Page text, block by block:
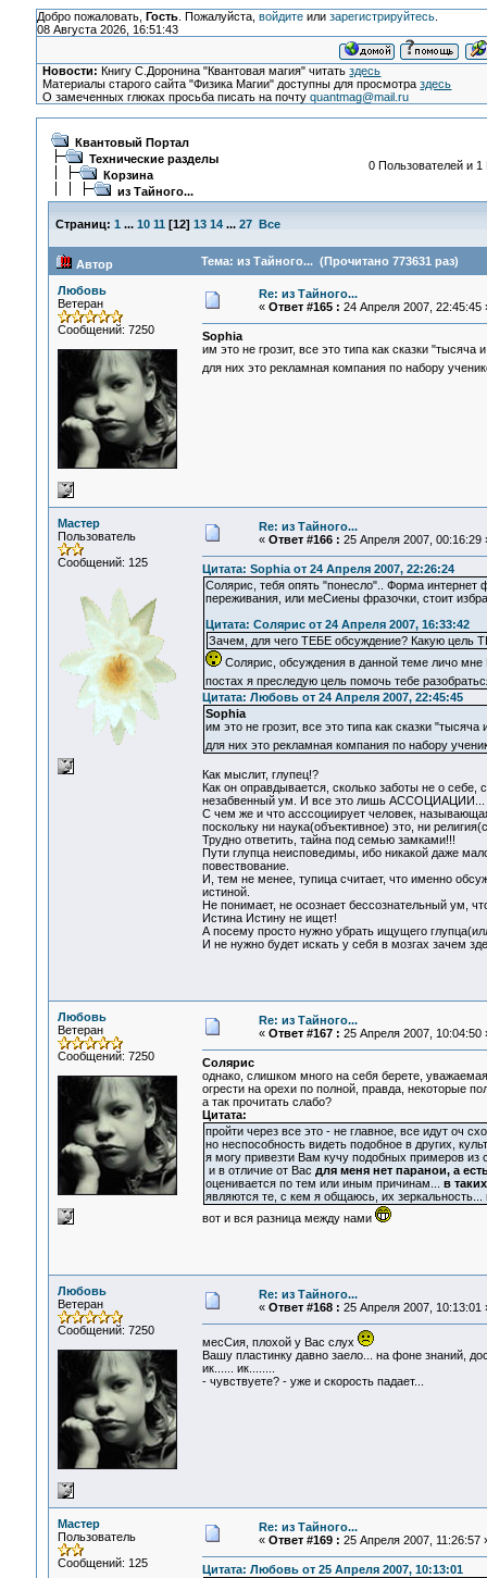
Добро пожаловать, Гость. Пожалуйста, войдитеили зарегистрируйтесь.
08 Августа 2026, 16:51:43
Новости: Книгу С.Доронина "Квантовая магия" читатьздесь
Материалы старого сайта "Физика Магии" доступны для просмотраздесь
О замеченных глюках просьба писать на почтуquantmag@mail.ru
Квантовый Портал
Технические разделы
Корзина
из Тайного...
0 Пользователей и 1
Страниц: 1 ... 10 11 [12] 13 14 ... 27 Все
Автор Тема: из Тайного... (Прочитано 773631 раз)
Любовь
Ветеран
Сообщений: 7250
Re: из Тайного...
« Ответ #165 : 24 Апреля 2007, 22:45:45
Sophia
им это не грозит, все это типа как сказки
для них это рекламная компания по набору
Мастер
Пользователь
Сообщений: 125
Re: из Тайного...
« Ответ #166 : 25 Апреля 2007, 00:16:29
Цитата: Sophia от 24 Апреля 2007, 22:26:24
Солярис, тебя опять "понесло".. Форма интернет
переживания, или меСиены фразочки, стоит
Цитата: Солярис от 24 Апреля 2007, 16:33:42
Зачем, для чего ТЕБЕ обсуждение? Какую цель
Солярис, обсуждения в данной теме личо мне
постах я преследую цель помочь тебе
Цитата: Любовь от 24 Апреля 2007, 22:45:45
Sophia
им это не грозит, все это типа как сказки
для них это рекламная компания по набору
Как мыслит, глупец!?
Как он оправдывается, сколько заботы не о
незабвенный ум. И все это лишь АССОЦИАЦИИ...
С чем же и что асссоциирует человек,
поскольку ни наука(объективное) это, ни
Трудно ответить, тайна под семью замками!!!
Пути глупца неисповедимы, ибо никакой даже
повествование.
И, тем не менее, тупица считает, что именно
истиной.
Не понимает, не осознает бессознательный ум,
Истина Истину не ищет!
А посему просто нужно убрать ищущего
И не нужно будет искать у себя в мозгах зачем
Любовь
Ветеран
Сообщений: 7250
Re: из Тайного...
« Ответ #167 : 25 Апреля 2007, 10:04:50
Солярис
однако, слишком много на себя берете,
огрести на орехи по полной, правда, некоторые
а так прочитать слабо?
Цитата:
пройти через все это - не главное, все идут оч
но неспособность видеть подобное в других,
я могу привезти Вам кучу подобных примеров
и в отличие от Вас для меня нет паранои, а
оценивается по тем или иным причинам... в
являются те, с кем я общаюсь, их
вот и вся разница между нами
Любовь
Ветеран
Сообщений: 7250
Re: из Тайного...
« Ответ #168 : 25 Апреля 2007, 10:13:01
месСия, плохой у Вас слух
Вашу пластинку давно заело... на фоне знаний,
ик...... ик........
- чувствуете? - уже и скорость падает...
Мастер
Пользователь
Сообщений: 125
Re: из Тайного...
« Ответ #169 : 25 Апреля 2007, 11:26:57
Цитата: Любовь от 25 Апреля 2007, 10:13:01